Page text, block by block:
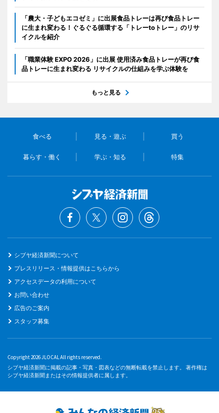
「農大・子どもエコゼミ」に出展食品トレーは再び食品トレー
に生まれ変わる！ぐるぐる循環する「トレーtoトレー」のリサ
イクルを紹介
「職業体験 EXPO 2026」に出展 使用済み食品トレーが再び食
品トレーに生まれ変わる リサイクルの仕組みを学ぶ体験を
もっと見る
食べる 見る・遊ぶ 買う
暮らす・働く 学ぶ・知る 特集
シブヤ経済新聞について
プレスリリース・情報提供はこちらから
アクセスデータの利用について
お問い合わせ
広告のご案内
スタッフ募集
Copyright 2026 JLOCAL All rights reserved.
シブヤ経済新聞に掲載の記事・写真・図表などの無断転載を禁止します。 著作権は
シブヤ経済新聞またはその情報提供者に属します。